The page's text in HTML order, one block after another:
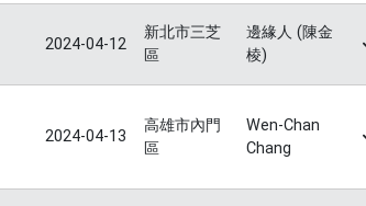
2024-04-12
新北市三芝
區
邊緣人 (陳金
棱)
2024-04-13
高雄市內門
區
Wen-Chan
Chang